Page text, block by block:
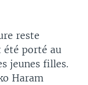
reste
été porté au
jeunes filles.
Haram